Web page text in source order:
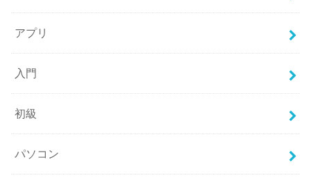
アプリ
入門
初級
パソコン